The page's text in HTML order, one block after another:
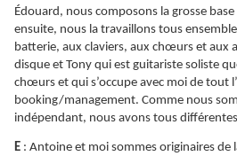
Édouard, nous composons la grosse
ensuite, nous la travaillons tous
batterie, aux claviers, aux chœurs et aux
disque et Tony qui est guitariste soliste
chœurs et qui s’occupe avec moi de tout
booking/management. Comme nous
indépendant, nous avons tous
E : Antoine et moi sommes originaires de